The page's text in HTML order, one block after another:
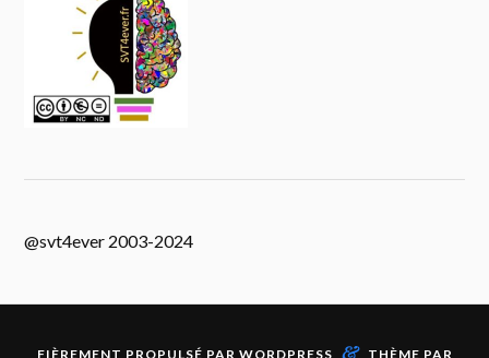
@svt4ever 2003-2024
FIÈREMENT PROPULSÉ PAR WORDPRESS THÈME PAR